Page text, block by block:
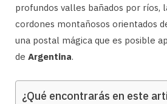
profundos valles bañados por ríos,
cordones montañosos orientados
una postal mágica que es posible
de Argentina.
¿Qué encontrarás en este